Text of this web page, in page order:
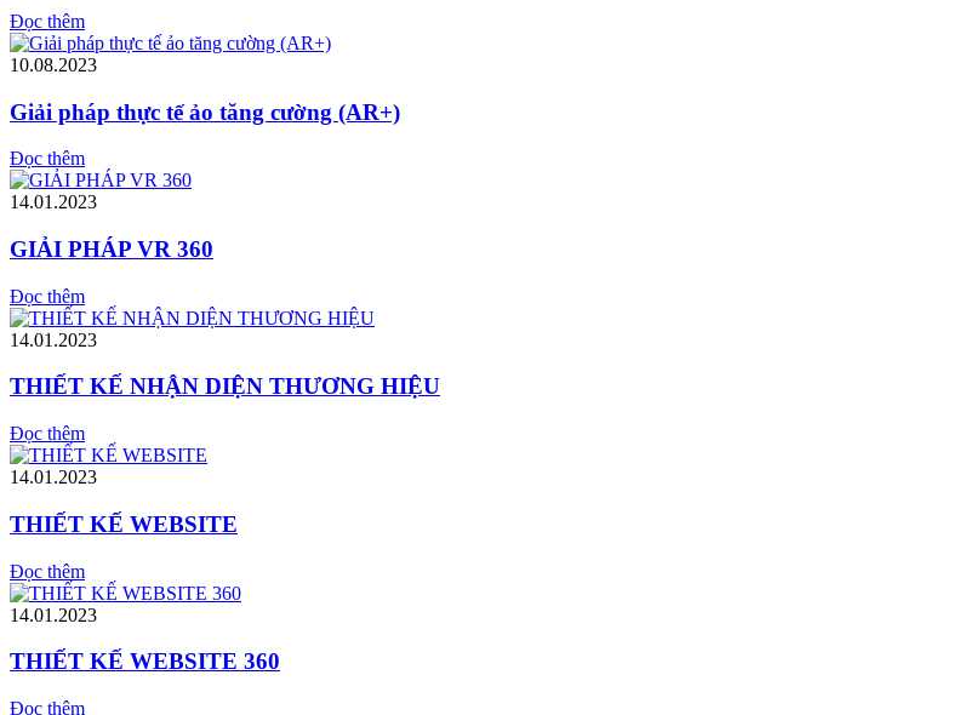
Đọc thêm
10.08.2023
Giải pháp thực tế ảo tăng cường (AR+)
Đọc thêm
14.01.2023
GIẢI PHÁP VR 360
Đọc thêm
14.01.2023
THIẾT KẾ NHẬN DIỆN THƯƠNG HIỆU
Đọc thêm
14.01.2023
THIẾT KẾ WEBSITE
Đọc thêm
14.01.2023
THIẾT KẾ WEBSITE 360
Đọc thêm